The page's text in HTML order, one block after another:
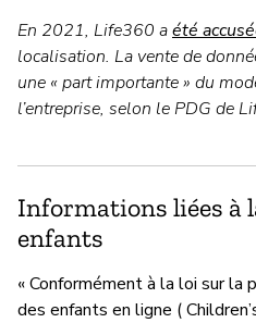
En 2021, Life360 aété
localisation. La vente de
une « part importante » du
l’entreprise, selon le PDG de
Informations liées à
enfants
« Conformément à la loi sur la
des enfants en ligne (